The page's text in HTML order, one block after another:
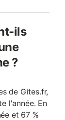
ils
?
de Gites.fr,
l'année. En
et 67 %